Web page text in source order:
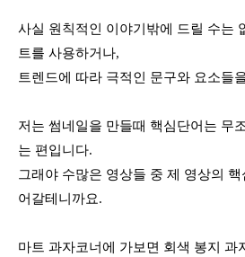
사실 원칙적인 이야기밖에 드릴 수는
트를 사용하거나,
트렌드에 따라 극적인 문구와 요소들
저는 썸네일을 만들때 핵심단어는 무
는 편입니다.
그래야 수많은 영상들 중 제 영상의
어갈테니까요.
마트 과자코너에 가보면 회색 봉지 과